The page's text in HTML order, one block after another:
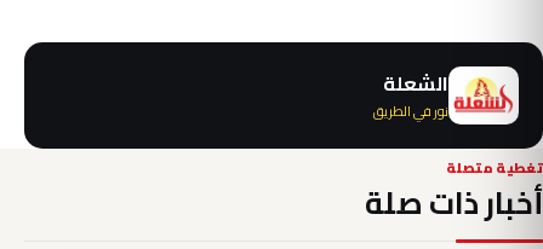
الشعلة
نور في الطريق
تغطية متصلة
أخبار ذات صلة